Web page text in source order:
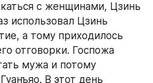
с женщинами, Цзинь
использовал Цзинь
а тому приходилось
отговорки. Госпожа
мужа и потому
В этот день